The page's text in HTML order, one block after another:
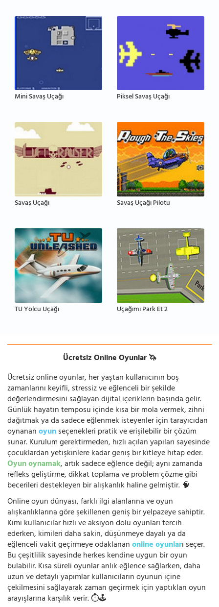
Mini Savaş Uçağı Piksel Savaş Uçağı
Savaş Uçağı Savaş Uçağı Pilotu
TU Yolcu Uçağı Uçağımı Park Et 2
Ücretsiz Online Oyunlar 🦄
Ücretsiz online oyunlar, her yaştan kullanıcının boş
zamanlarını keyifli, stressiz ve eğlenceli bir şekilde
değerlendirmesini sağlayan dijital içeriklerin başında gelir.
Günlük hayatın temposu içinde kısa bir mola vermek, zihni
dağıtmak ya da sadece eğlenmek isteyenler için tarayıcıdan
oynananoyunseçenekleri pratik ve erişilebilir bir çözüm
sunar. Kurulum gerektirmeden, hızlı açılan yapıları sayesinde
çocuklardan yetişkinlere kadar geniş bir kitleye hitap eder.
Oyun oynamak, artık sadece eğlence değil; aynı zamanda
refleks geliştirme, dikkat toplama ve problem çözme gibi
becerileri destekleyen bir alışkanlık haline gelmiştir. 🧠
Online oyun dünyası, farklı ilgi alanlarına ve oyun
alışkanlıklarına göre şekillenen geniş bir yelpazeye sahiptir.
Kimi kullanıcılar hızlı ve aksiyon dolu oyunları tercih
ederken, kimileri daha sakin, düşünmeye dayalı ya da
eğlenceli vakit geçirmeye odaklananonline oyunları seçer.
Bu çeşitlilik sayesinde herkes kendine uygun bir oyun
bulabilir. Kısa süreli oyunlar anlık eğlence sağlarken, daha
uzun ve detaylı yapımlar kullanıcıların oyunun içine
çekilmesini sağlayarak zaman geçirmek için yaptıkları oyun
arayışlarına karşılık verir. ⏱️🕹️